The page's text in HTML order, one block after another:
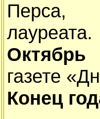
Перса,
лауреата.
газете
Конец